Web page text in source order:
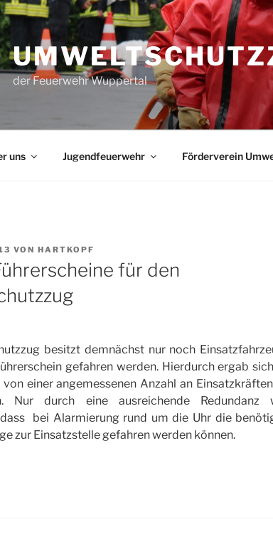
der Feuerwehr Wuppertal
uns Jugendfeuerwehr Förderverein
VON HARTKOPF
für den
besitzt demnächst nur noch
gefahren werden. Hierdurch ergab
einer angemessenen Anzahl an
Nur durch eine ausreichende Redundanz
bei Alarmierung rund um die Uhr die
zur Einsatzstelle gefahren werden können.